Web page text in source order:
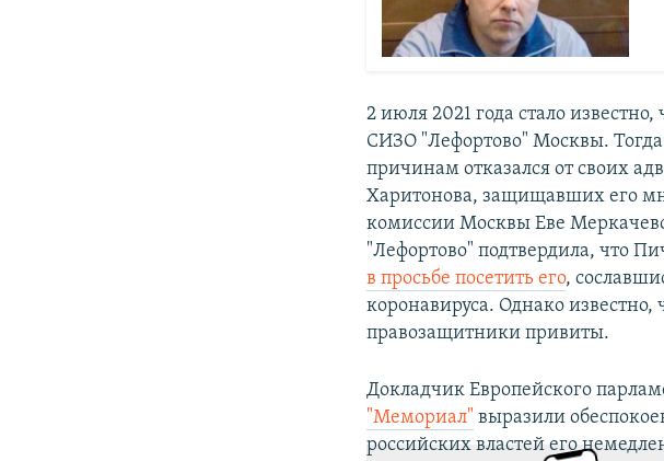
2 июля 2021 года стало
СИЗО "Лефортово" Москвы.
причинам отказался от своих
Харитонова, защищавших его
комиссии Москвы Еве
"Лефортово" подтвердила, что
в просьбе посетить его,
коронавируса. Однако
правозащитники привиты.
Докладчик Европейского
"Мемориал" выразили
российских властей его